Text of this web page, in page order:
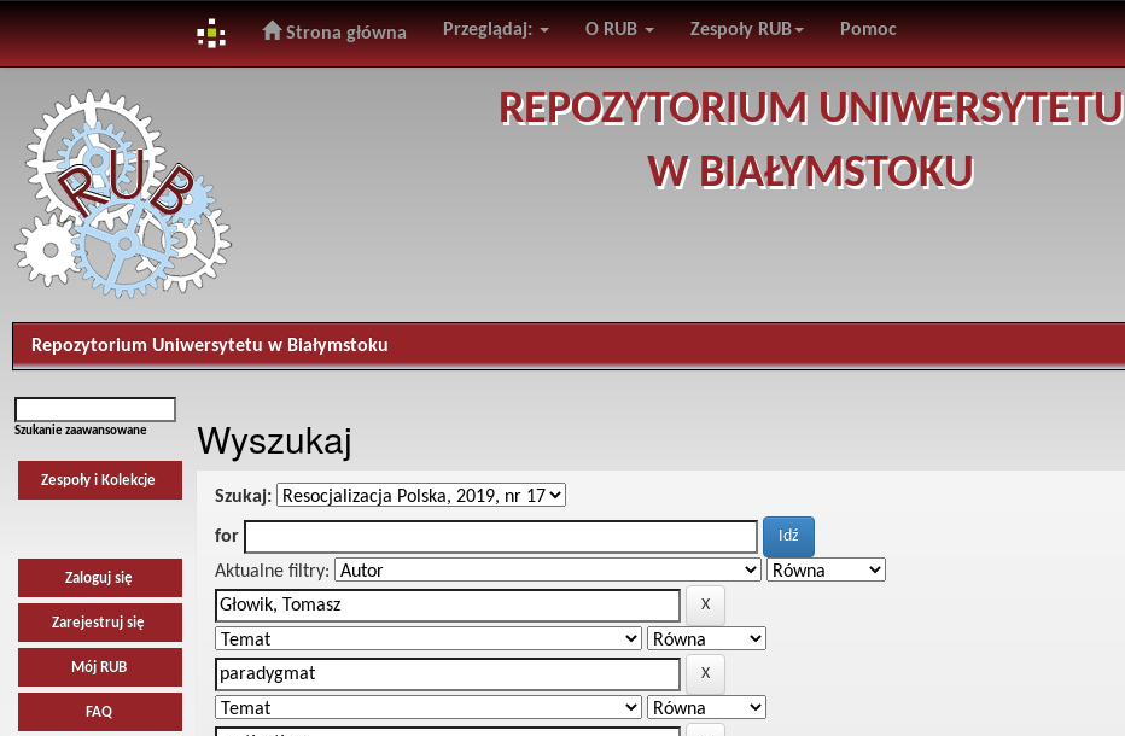
navigation
Strona główna Przeglądaj: O RUB Zespoły RUB Pomoc
REPOZYTORIUM UNIWERSYTETU
W BIAŁYMSTOKU
Repozytorium Uniwersytetu w Białymstoku
Szukanie zaawansowane
Zespoły i Kolekcje
Zaloguj się
Zarejestruj się
Mój RUB
FAQ
Wyszukaj
Szukaj:
for
Aktualne filtry: